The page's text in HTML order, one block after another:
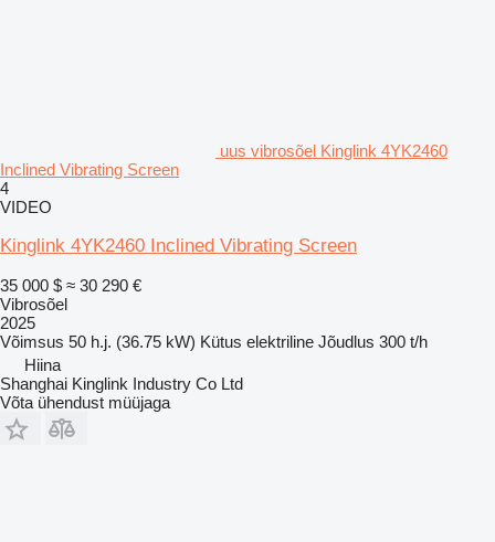
uus vibrosõel Kinglink 4YK2460
Inclined Vibrating Screen
4
VIDEO
Kinglink 4YK2460 Inclined Vibrating Screen
35 000 $ ≈ 30 290 €
Vibrosõel
2025
Võimsus 50 h.j. (36.75 kW) Kütus elektriline Jõudlus 300 t/h
Hiina
Shanghai Kinglink Industry Co Ltd
Võta ühendust müüjaga